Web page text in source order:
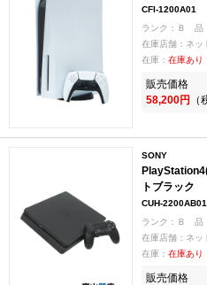
CFI-1200A01
ランク：Ｂ 品
在庫店舗：ネッ
在庫： 在庫あり
販売価格
58,200円 （
SONY
トブラック
CUH-2200AB01
ランク：Ｂ 品
在庫店舗：ネッ
在庫： 在庫あり
販売価格